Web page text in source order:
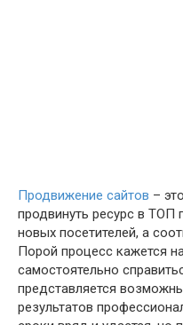
Продвижение сайтов –
продвинуть ресурс в ТОП
новых посетителей, а
Порой процесс кажется
самостоятельно
представляется
результатов